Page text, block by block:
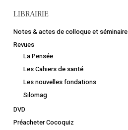
LIBRAIRIE
Notes & actes de colloque et séminaire
Revues
La Pensée
Les Cahiers de santé
Les nouvelles fondations
Silomag
DVD
Préacheter Cocoquiz